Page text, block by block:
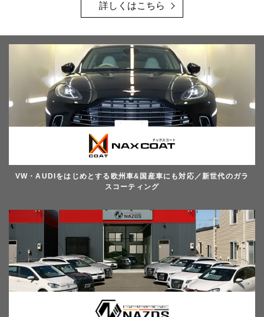
詳しくはこちら
VW・AUDIをはじめとする欧州車&国産車にも対応／新世代のガラ
スコーティング